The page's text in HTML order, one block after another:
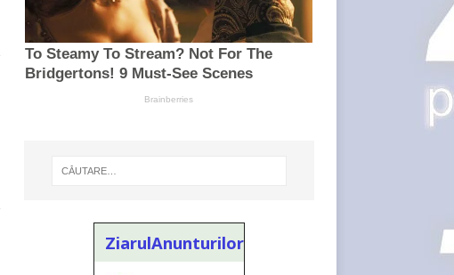
ZiarulAnunturilor.ro
Bucuresti.
Curatare
profesionala